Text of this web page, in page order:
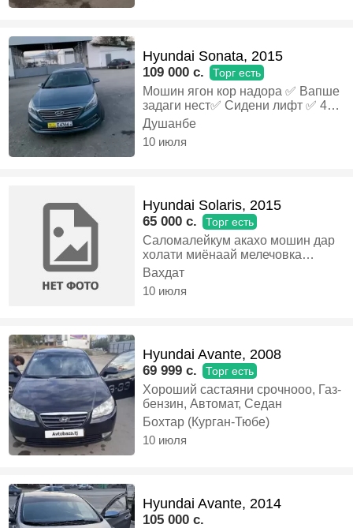
Hyundai Sonata, 2015
109 000 c. Торг есть
Мошин ягон кор надора ✅ Вапше
задаги нест✅ Сидени лифт ✅ 4
балон состояни нав ✅ Техосмотр
солона ✅ Утилизация ✅ Мошин
Вагон Америка Вин кодаш хаст !
Душанбе
10 июля
Hyundai Solaris, 2015
65 000 c. Торг есть
Саломалейкум акахо мошин дар
холати миёнаай мелечовка
комбуди Дора бампери пешу
кафо алиш кадагием полнисти
краска полировка кадагием
Автомат, Седан
Вахдат
10 июля
Hyundai Avante, 2008
69 999 c. Торг есть
Хороший састаяни срочнооо, Газ-
бензин, Автомат, Седан
Бохтар (Курган-Тюбе)
10 июля
Hyundai Avante, 2014
105 000 c.